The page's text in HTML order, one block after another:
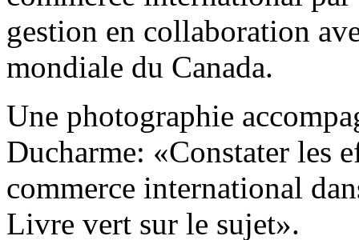
gestion en collaboration
mondiale du Canada.
Une photographie
Ducharme: «Constater les
commerce international
Livre vert sur le sujet».